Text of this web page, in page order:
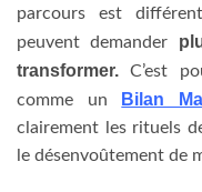
parcours est
peuvent demander
transformer. C’est
comme un
Bilan
clairement les rituels
le désenvoûtement de